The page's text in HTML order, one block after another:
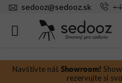
Prejsť
Navštívte náš Showroom!
rezervujte si
sedooz@sedooz.sk